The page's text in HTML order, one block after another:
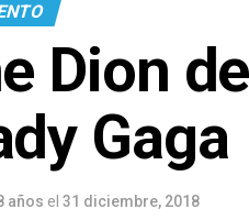
Dion
Gaga
años el 31 diciembre, 2018